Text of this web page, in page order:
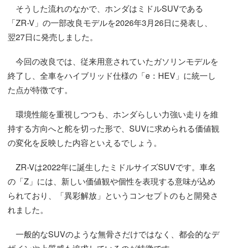
そうした流れのなかで、ホンダはミドルSUVである
「ZR-V」の一部改良モデルを2026年3月26日に発表し、
翌27日に発売しました。
今回の改良では、従来用意されていたガソリンモデルを
終了し、全車をハイブリッド仕様の「e：HEV」に統一し
た点が特徴です。
環境性能を重視しつつも、ホンダらしい力強い走りを維
持する方向へと舵を切った形で、SUVに求められる価値観
の変化を反映した内容といえるでしょう。
ZR-Vは2022年に誕生したミドルサイズSUVです。車名
の「Z」には、新しい価値観や個性を表現する意味が込め
られており、「異彩解放」というコンセプトのもと開発さ
れました。
一般的なSUVのような無骨さだけではなく、都会的なデ